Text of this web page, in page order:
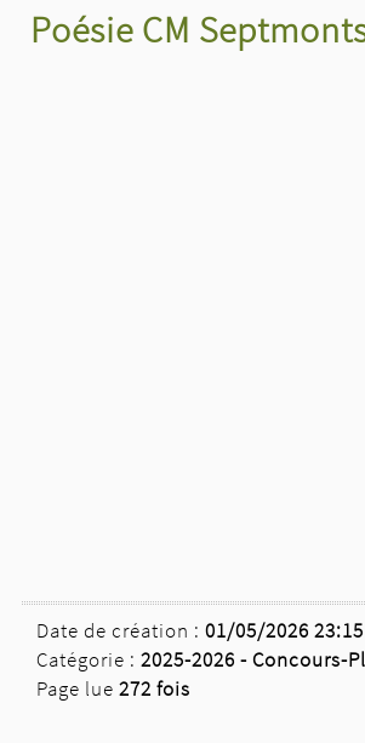
Poésie CM
Date de création : 01/05/2026 23:15
Catégorie : 2025-2026 -Concours-
Page lue 272 fois